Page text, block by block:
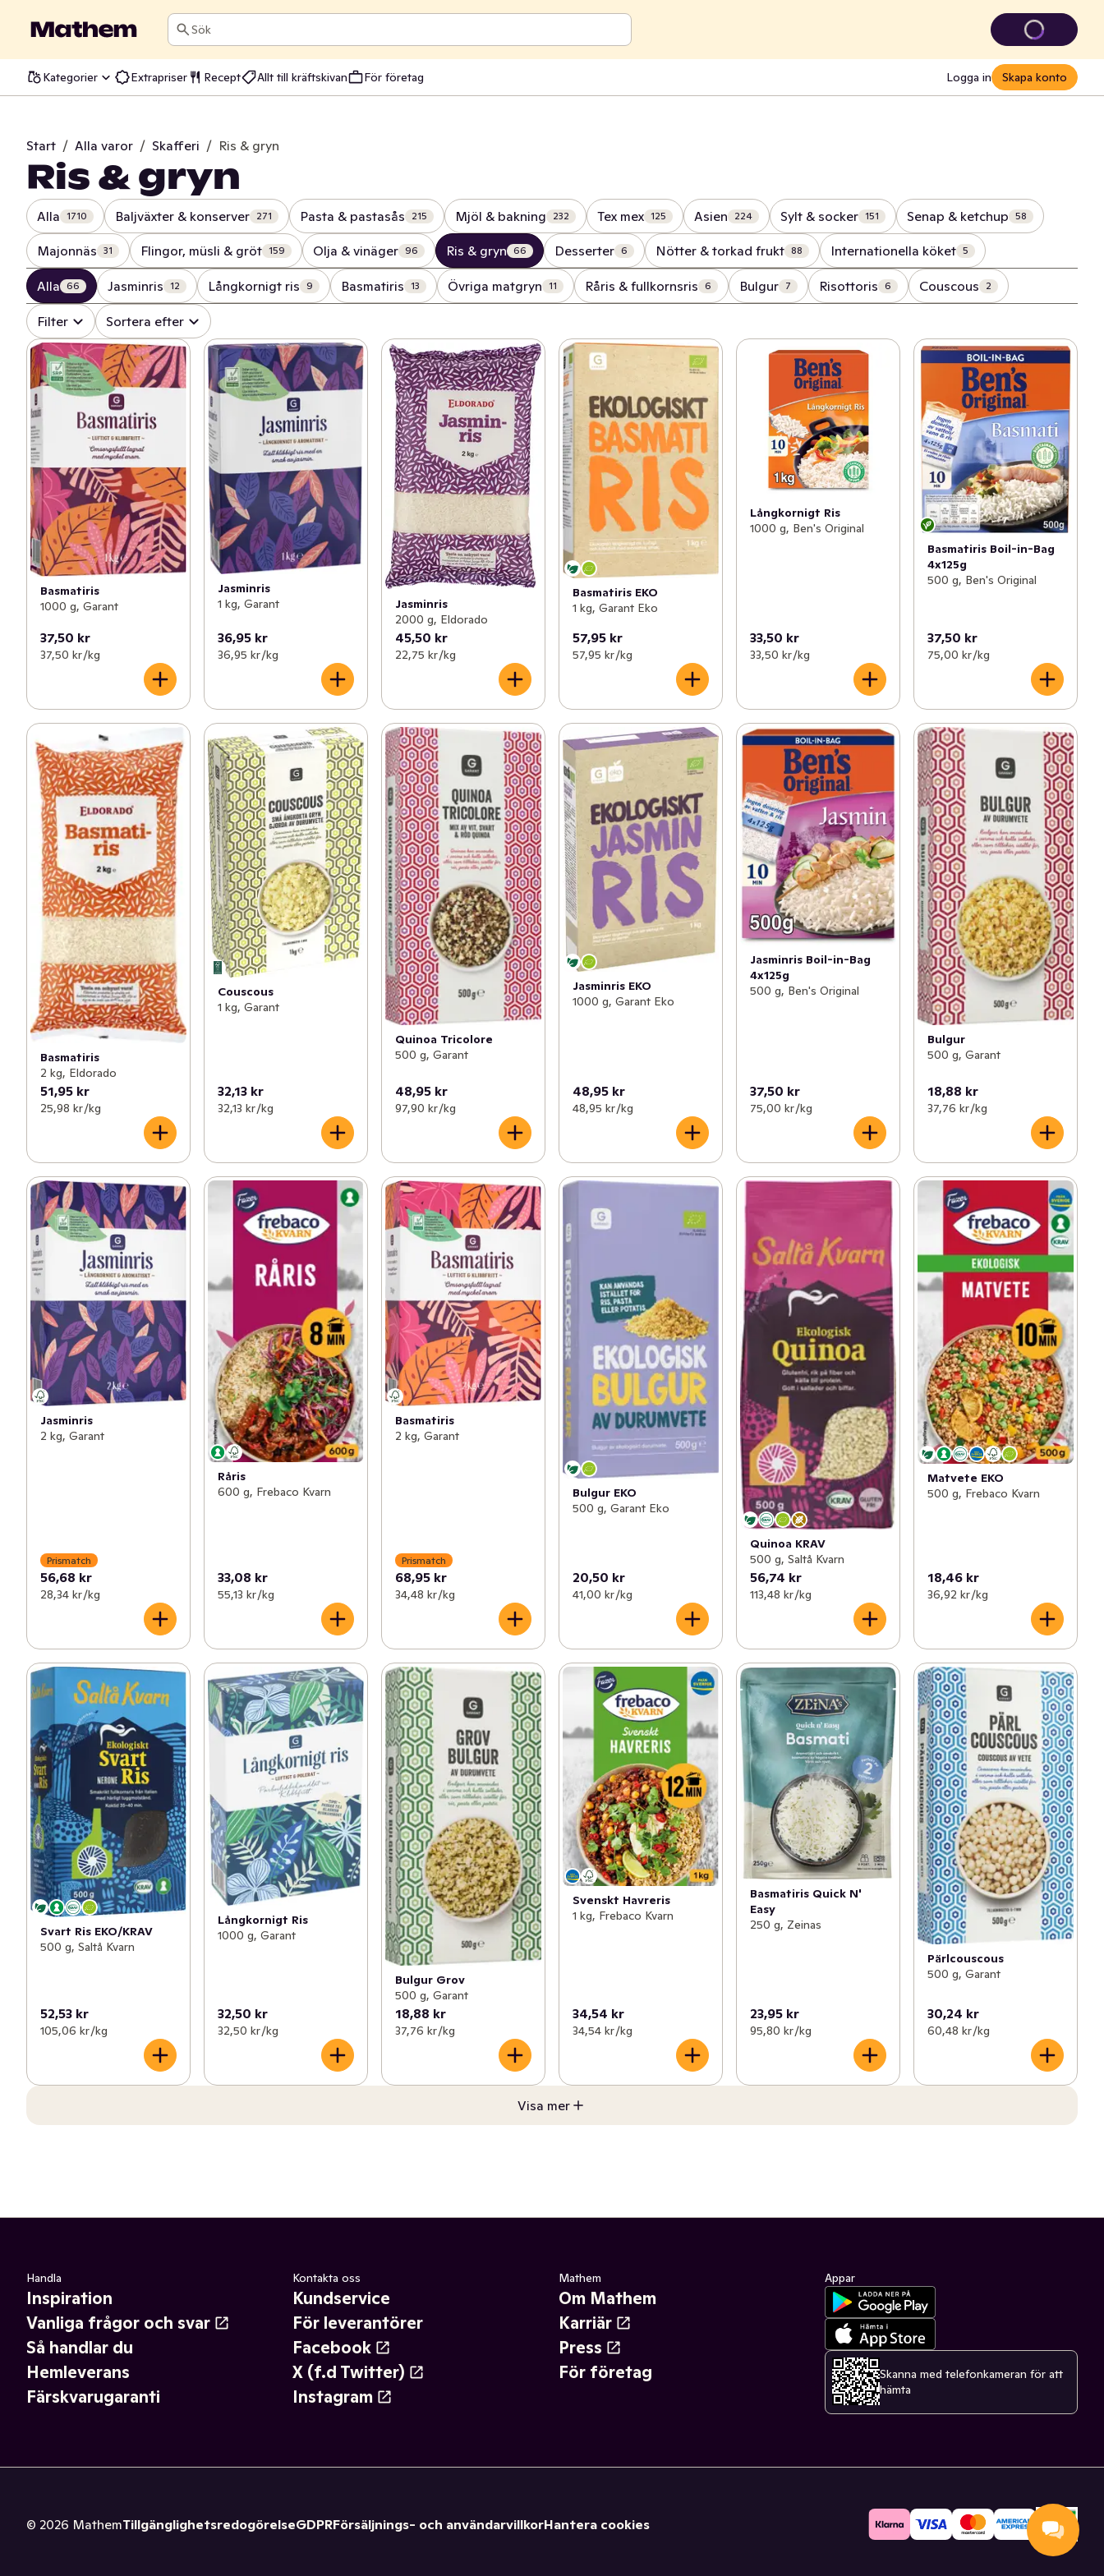
Sök
Kategorier Extrapriser Recept Allt till kräftskivan För företag Logga in Skapa konto
Start / Alla varor / Skafferi / Ris & gryn
Ris & gryn
Alla 1710 Baljväxter & konserver 271 Pasta & pastasås 215 Mjöl & bakning 232 Tex mex 125 Asien 224 Sylt & socker 151 Senap & ketchup 58
Majonnäs 31 Flingor, müsli & gröt 159 Olja & vinäger 96 Ris & gryn 66 Desserter 6 Nötter & torkad frukt 88 Internationella köket 5
Alla 66 Jasminris 12 Långkornigt ris 9 Basmatiris 13 Övriga matgryn 11 Råris & fullkornsris 6 Bulgur 7 Risottoris 6 Couscous 2
Filter Sortera efter
Basmatiris
1000 g, Garant
37,50 kr
37,50 kr /kg
Jasminris
1 kg, Garant
36,95 kr
36,95 kr /kg
Jasminris
2000 g, Eldorado
45,50 kr
22,75 kr /kg
Basmatiris EKO
1 kg, Garant Eko
57,95 kr
57,95 kr /kg
Långkornigt Ris
1000 g, Ben's Original
33,50 kr
33,50 kr /kg
Basmatiris Boil-in-Bag
4x125g
500 g, Ben's Original
37,50 kr
75,00 kr /kg
Basmatiris
2 kg, Eldorado
51,95 kr
25,98 kr /kg
Couscous
1 kg, Garant
32,13 kr
32,13 kr /kg
Quinoa Tricolore
500 g, Garant
48,95 kr
97,90 kr /kg
Jasminris EKO
1000 g, Garant Eko
48,95 kr
48,95 kr /kg
Jasminris Boil-in-Bag
4x125g
500 g, Ben's Original
37,50 kr
75,00 kr /kg
Bulgur
500 g, Garant
18,88 kr
37,76 kr /kg
Jasminris
2 kg, Garant
Prismatch
56,68 kr
28,34 kr /kg
Råris
600 g, Frebaco Kvarn
33,08 kr
55,13 kr /kg
Basmatiris
2 kg, Garant
Prismatch
68,95 kr
34,48 kr /kg
Bulgur EKO
500 g, Garant Eko
20,50 kr
41,00 kr /kg
Quinoa KRAV
500 g, Saltå Kvarn
56,74 kr
113,48 kr /kg
Matvete EKO
500 g, Frebaco Kvarn
18,46 kr
36,92 kr /kg
Svart Ris EKO/KRAV
500 g, Saltå Kvarn
52,53 kr
105,06 kr /kg
Långkornigt Ris
1000 g, Garant
32,50 kr
32,50 kr /kg
Bulgur Grov
500 g, Garant
18,88 kr
37,76 kr /kg
Svenskt Havreris
1 kg, Frebaco Kvarn
34,54 kr
34,54 kr /kg
Basmatiris Quick N'
Easy
250 g, Zeinas
23,95 kr
95,80 kr /kg
Pärlcouscous
500 g, Garant
30,24 kr
60,48 kr /kg
Visa mer
Handla
Inspiration
Vanliga frågor och svar
Så handlar du
Hemleverans
Färskvarugaranti
Kontakta oss
Kundservice
För leverantörer
Facebook
X (f.d Twitter)
Instagram
Mathem
Om Mathem
Karriär
Press
För företag
Appar
Skanna med telefonkameran för att
hämta
© 2026 MathemTillgänglighetsredogörelseGDPRFörsäljnings- och användarvillkorHantera cookies